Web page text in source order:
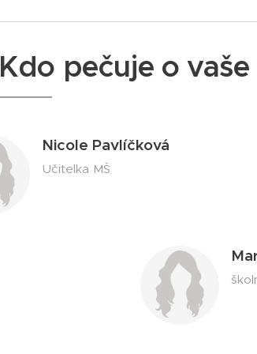
Kdo pečuje o
Nicole Pavlíčková
Učitelka MŠ